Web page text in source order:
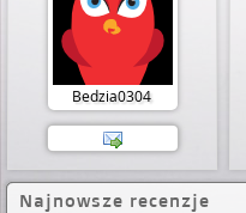
Bedzia0304
Najnowsze recenzje